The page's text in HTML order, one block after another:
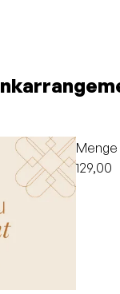
Menge
129,00